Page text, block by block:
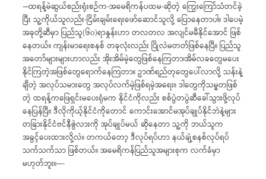
—ထရန့်မဲဆွယ်စည်းရုံးစဉ်က-အမေရိကန်ပထမ-ဆိုတဲ့ ကြွေးကြော်သံတင်ခဲ့
ပြီး သူ့ကိုယ်သူလည်း-ငြိမ်းချမ်းရေးဖော်ဆောင်သူလို့ ပြောနေတာပါ။ ဒါပေမဲ့
အခုတို့ဆီမှာ ပြည်သူ(၆၀)ရာနှုန်းဟာ တလတလ အလျင်မမီနိုင်အောင် ဖြစ်
နေတယ်။ ကျန်းမာရေးစနစ် တခုလုံးလည်း ပြိုလဲမတတ်ဖြစ်‌နေပြီ။ ပြည်သူ
အတော်များများဟာလည်း အိုးအိမ်မဲ့တွေဖြစ်နေကြတာ၊အိမ်လခတွေမပေး
နိုင်ကြတဲ့အဖြစ်တွေရောက်နေကြတာ။ ဥာဏ်ရည်တုတွေပေါ်လာလို့ သန်းနဲ့
ချီတဲ့ အလုပ်သမားတွေ အလုပ်လက်မဲ့ဖြစ်ရမဲ့အရေး။ ဒါတွေကိုသမ္မတဖြစ်
တဲ့ ထရန့်ကဖြေရှင်းမပေးရုံမက နိုင်ငံကိုလည်း စစ်ပွဲတပွဲဆီခေါ်သွားဖို့လုပ်
နေပြန်ပြီ။ ဒီလိုကိုယ့်နိုင်ငံကိုတောင် ကောင်းအောင်မအုပ်ချုပ်နိုင်ဘဲနဲ့များ
တခြားနိုင်ငံဗင်နီဇွဲလားကို အုပ်ချုပ်မယ် ဆိုနေတာ သူ့ကို ဘယ်သူက
အခွင့်ပေးထားလို့လဲ။ တကယ်တော့ ဒီလုပ်ရပ်ဟာ နယ်ချဲ့စနစ်လုပ်ရပ်
သက်သက်သာ ဖြစ်တယ်။ အမေရိကန်ပြည်သူအများစုက လက်ခံမှာ
မဟုတ်ဘူး။—-